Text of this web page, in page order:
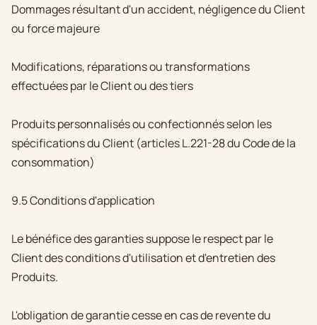
Dommages résultant d'un accident, négligence du Client
ou force majeure
Modifications, réparations ou transformations
effectuées par le Client ou des tiers
Produits personnalisés ou confectionnés selon les
spécifications du Client (articles L.221-28 du Code de la
consommation)
9.5 Conditions d'application
Le bénéfice des garanties suppose le respect par le
Client des conditions d'utilisation et d'entretien des
Produits.
L'obligation de garantie cesse en cas de revente du